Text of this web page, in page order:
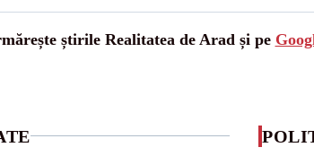
știrile Realitatea de Arad și pe